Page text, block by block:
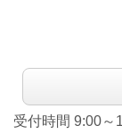
受付時間 9:00～